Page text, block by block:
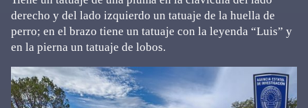
derecho y del lado izquierdo un tatuaje de la huella de
perro; en el brazo tiene un tatuaje con la leyenda “Luis” y
en la pierna un tatuaje de lobos.